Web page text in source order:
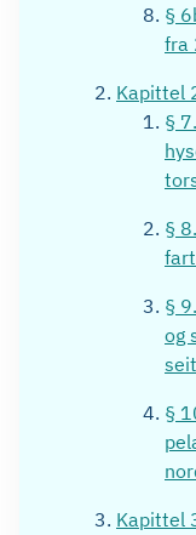
§
fra
Kapittel
§
§
§
og
§
Kapittel